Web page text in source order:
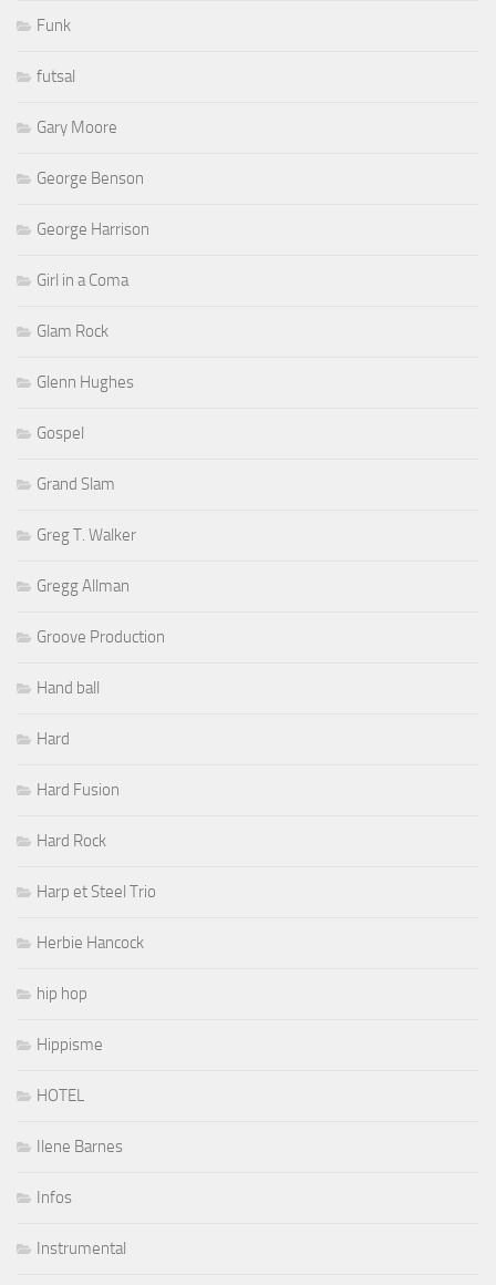
Funk
futsal
Gary Moore
George Benson
George Harrison
Girl in a Coma
Glam Rock
Glenn Hughes
Gospel
Grand Slam
Greg T. Walker
Gregg Allman
Groove Production
Hand ball
Hard
Hard Fusion
Hard Rock
Harp et Steel Trio
Herbie Hancock
hip hop
Hippisme
HOTEL
Ilene Barnes
Infos
Instrumental